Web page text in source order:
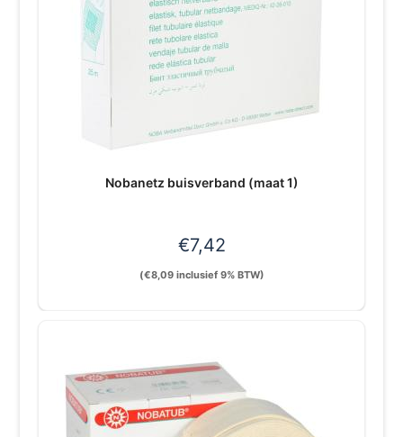
Nobanetz buisverband (maat 1)
€7,42
(€8,09inclusief 9% BTW)